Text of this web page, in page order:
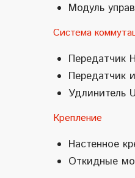
Модуль
Система
Передатчик
Передатчик
Удлинитель
Крепление
Настенное
Откидные